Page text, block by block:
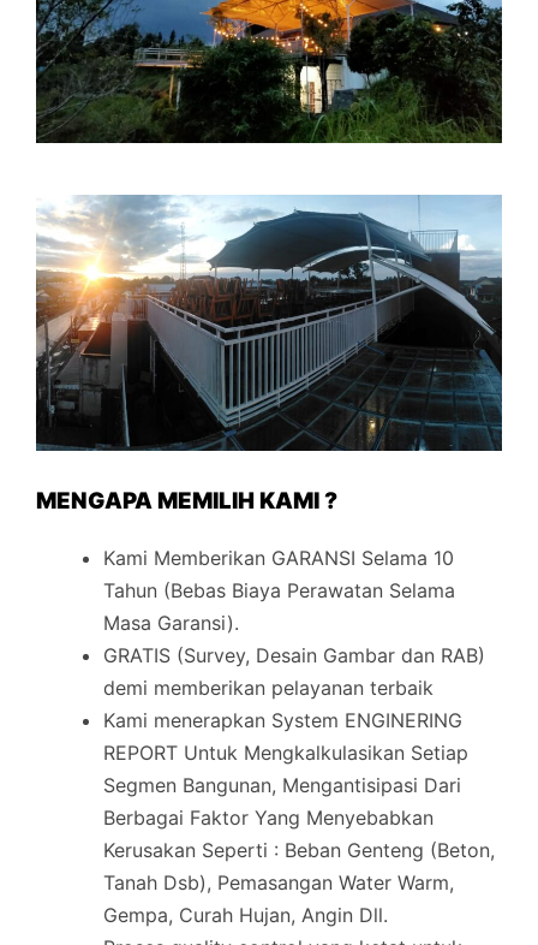
MENGAPA MEMILIH KAMI ?
Kami Memberikan GARANSI Selama 10
Tahun (Bebas Biaya Perawatan Selama
Masa Garansi).
GRATIS (Survey, Desain Gambar dan RAB)
demi memberikan pelayanan terbaik
Kami menerapkan System ENGINERING
REPORT Untuk Mengkalkulasikan Setiap
Segmen Bangunan, Mengantisipasi Dari
Berbagai Faktor Yang Menyebabkan
Kerusakan Seperti : Beban Genteng (Beton,
Tanah Dsb), Pemasangan Water Warm,
Gempa, Curah Hujan, Angin Dll.